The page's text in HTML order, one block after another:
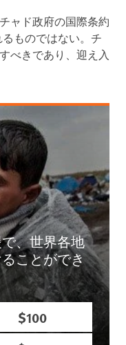
ャド政府の国際条約
ものではない。チ
べきであり、迎え入
、世界各地
ことができ
$100